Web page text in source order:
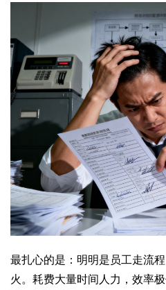
最扎心的是：明明是员工走流
火。耗费大量时间人力，效率